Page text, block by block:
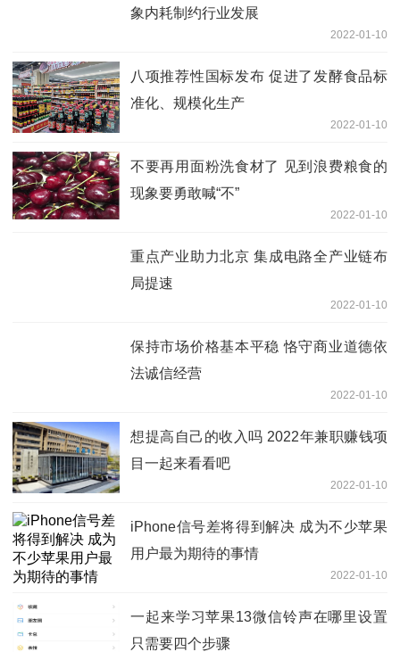
象内耗制约行业发展
2022-01-10
八项推荐性国标发布 促进了发酵食品标
准化、规模化生产
2022-01-10
不要再用面粉洗食材了 见到浪费粮食的
现象要勇敢喊“不”
2022-01-10
重点产业助力北京 集成电路全产业链布
局提速
2022-01-10
保持市场价格基本平稳 恪守商业道德依
法诚信经营
2022-01-10
想提高自己的收入吗 2022年兼职赚钱项
目一起来看看吧
2022-01-10
iPhone信号差将得到解决 成为不少苹果
用户最为期待的事情
2022-01-10
一起来学习苹果13微信铃声在哪里设置
只需要四个步骤